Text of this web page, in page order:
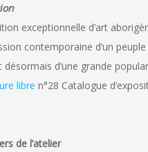
exceptionnelle d’art
contemporaine d’un
désormais d’une grande
libre n°28 Catalogue
de l’atelier